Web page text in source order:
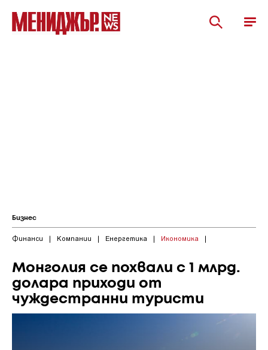
Бизнес
Финанси | Компании | Енергетика | Икономика |
Монголия се похвали с 1 млрд.
долара приходи от
чуждестранни туристи